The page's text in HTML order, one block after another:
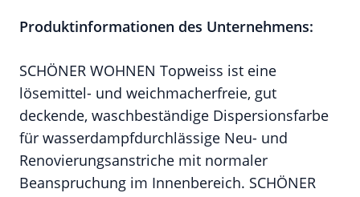
Produktinformationen des Unternehmens:
SCHÖNER WOHNEN Topweiss ist eine
lösemittel- und weichmacherfreie, gut
deckende, waschbeständige Dispersionsfarbe
für wasserdampfdurchlässige Neu- und
Renovierungsanstriche mit normaler
Beanspruchung im Innenbereich. SCHÖNER